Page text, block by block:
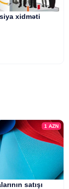
xidməti
1 AZN
satışı